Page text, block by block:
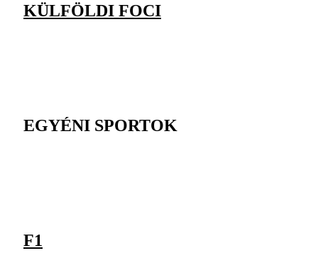
KÜLFÖLDI FOCI
EGYÉNI SPORTOK
F1